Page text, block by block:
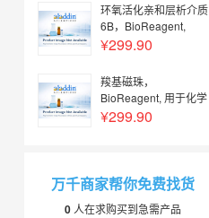
环氧活化亲和层析介质
6B，BioReagent,
50% v/v，阿拉丁
¥299.90
羧基磁珠，
BioReagent, 用于化学
发光, 10mg/mL，阿拉
¥299.90
万千商家帮你免费找货
0 人在求购买到急需产品